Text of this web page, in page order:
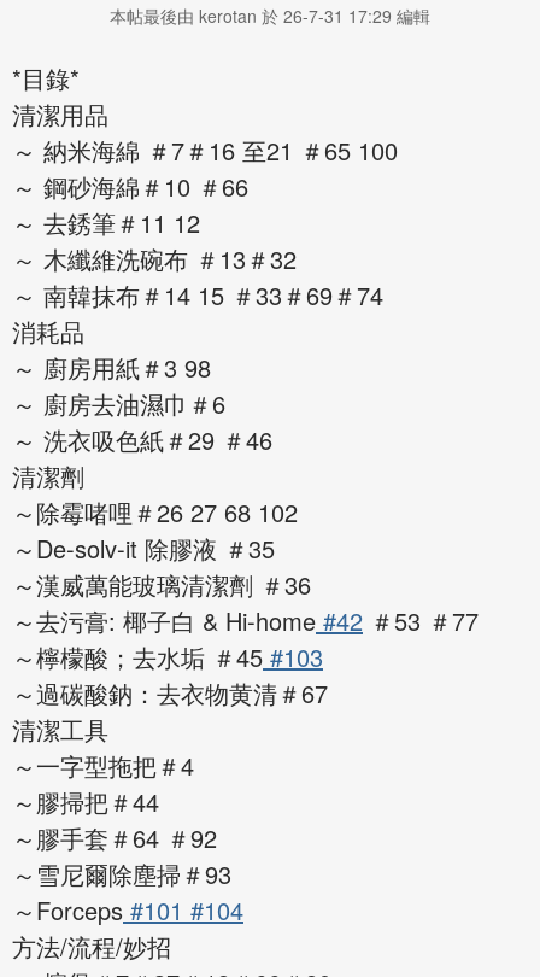
本帖最後由 kerotan 於 26-7-31 17:29 編輯
*目錄*
清潔用品
～ 納米海綿 ＃7＃16 至21 ＃65 100
～ 鋼砂海綿＃10 ＃66
～ 去銹筆＃11 12
～ 木纖維洗碗布 ＃13＃32
～ 南韓抹布＃14 15 ＃33＃69＃74
消耗品
～ 廚房用紙＃3 98
～ 廚房去油濕巾＃6
～ 洗衣吸色紙＃29 ＃46
清潔劑
～除霉啫哩＃26 27 68 102
～De-solv-it 除膠液 ＃35
～漢威萬能玻璃清潔劑 ＃36
～去污膏: 椰子白 & Hi-home #42 ＃53 ＃77
～檸檬酸；去水垢 ＃45 #103
～過碳酸鈉：去衣物黄清＃67
清潔工具
～一字型拖把＃4
～膠掃把＃44
～膠手套＃64 ＃92
～雪尼爾除塵掃＃93
～Forceps #101 #104
方法/流程/妙招